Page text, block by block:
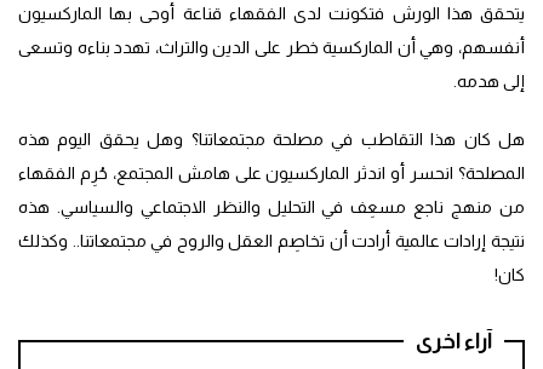
يتحقق هذا الورش فتكونت لدى الفقهاء قناعة أوحى بها الماركسيون
أنفسهم، وهي أن الماركسية خطر على الدين والتراث، تهدد بناءه وتسعى
إلى هدمه.
هل كان هذا التقاطب في مصلحة مجتمعاتنا؟ وهل يحقق اليوم هذه
المصلحة؟ انحسر أو اندثر الماركسيون على هامش المجتمع، حُرِم الفقهاء
من منهج ناجع مسعِف في التحليل والنظر الاجتماعي والسياسي. هذه
نتيجة إرادات عالمية أرادت أن تخاصِم العقل والروح في مجتمعاتنا.. وكذلك
كان!
آراء اخرى